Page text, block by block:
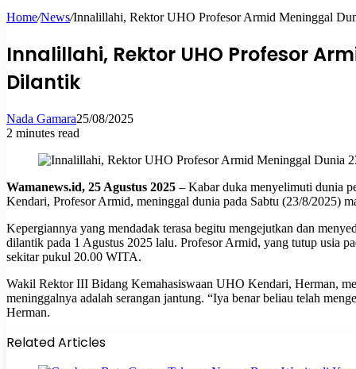
for
Home/News/Innalillahi, Rektor UHO Profesor Armid Meninggal
Innalillahi, Rektor UHO Profesor
Dilantik
Nada Gamara25/08/2025
2 minutes read
Wamanews.id, 25 Agustus 2025 – Kabar duka menyelimuti dunia
Kendari, Profesor Armid, meninggal dunia pada Sabtu (23/8/2025)
Kepergiannya yang mendadak terasa begitu mengejutkan dan
dilantik pada 1 Agustus 2025 lalu. Profesor Armid, yang tutup usia
sekitar pukul 20.00 WITA.
Wakil Rektor III Bidang Kemahasiswaan UHO Kendari, Herman,
meninggalnya adalah serangan jantung. “Iya benar beliau telah
Herman.
Related Articles